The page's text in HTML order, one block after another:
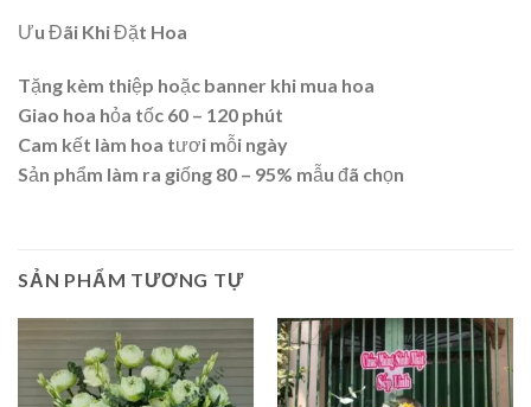
Ưu Đãi Khi Đặt Hoa
Tặng kèm thiệp hoặc banner khi mua hoa
Giao hoa hỏa tốc 60 – 120 phút
Cam kết làm hoa tươi mỗi ngày
Sản phẩm làm ra giống 80 – 95% mẫu đã chọn
SẢN PHẨM TƯƠNG TỰ